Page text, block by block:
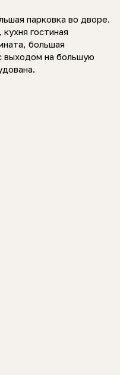
парковка во дворе.
гостиная
большая
выходом на большую